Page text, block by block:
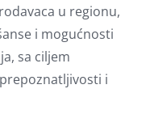
u regionu,
i mogućnosti
sa ciljem
i